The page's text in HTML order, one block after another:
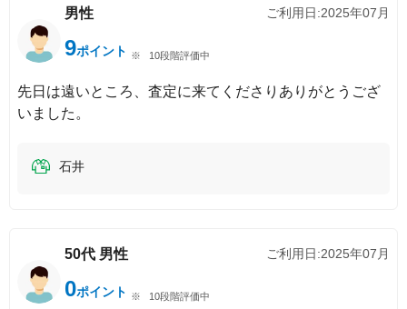
男性 ご利用日:2025年07月
9ポイント 10段階評価中
先日は遠いところ、査定に来てくださりありがとうござ
いました。
石井
50代 男性 ご利用日:2025年07月
0ポイント 10段階評価中